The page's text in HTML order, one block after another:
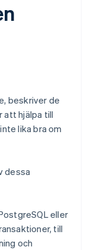
beskriver de
att hjälpa till
lika bra om
dessa
eller
till
och